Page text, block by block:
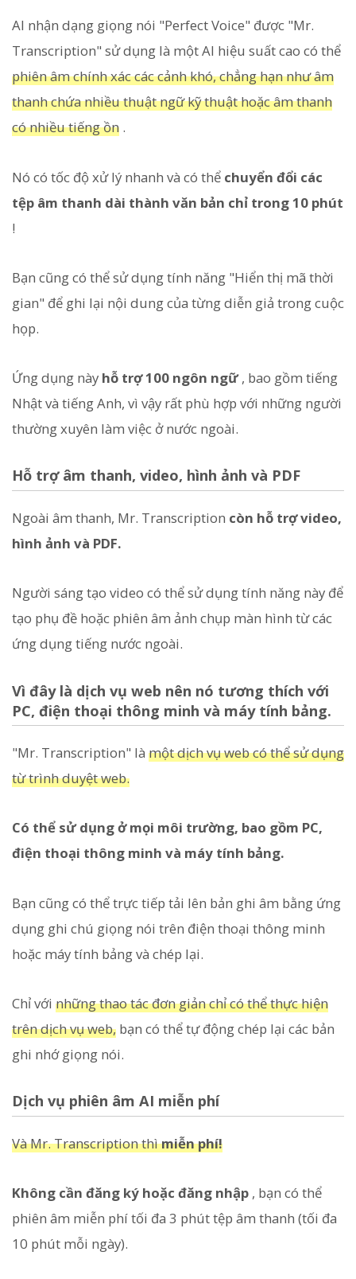
AI nhận dạng giọng nói "Perfect Voice" được "Mr.
Transcription" sử dụng là một AI hiệu suất cao có thể
phiên âm chính xác các cảnh khó, chẳng hạn như âm
thanh chứa nhiều thuật ngữ kỹ thuật hoặc âm thanh
có nhiều tiếng ồn .
Nó có tốc độ xử lý nhanh và có thể chuyển đổi các
tệp âm thanh dài thành văn bản chỉ trong 10 phút
!
Bạn cũng có thể sử dụng tính năng "Hiển thị mã thời
gian" để ghi lại nội dung của từng diễn giả trong cuộc
họp.
Ứng dụng này hỗ trợ 100 ngôn ngữ, bao gồm tiếng
Nhật và tiếng Anh, vì vậy rất phù hợp với những người
thường xuyên làm việc ở nước ngoài.
Hỗ trợ âm thanh, video, hình ảnh và PDF
Ngoài âm thanh, Mr. Transcription còn hỗ trợ video,
hình ảnh và PDF.
Người sáng tạo video có thể sử dụng tính năng này để
tạo phụ đề hoặc phiên âm ảnh chụp màn hình từ các
ứng dụng tiếng nước ngoài.
Vì đây là dịch vụ web nên nó tương thích với
PC, điện thoại thông minh và máy tính bảng.
"Mr. Transcription" là một dịch vụ web có thể sử dụng
từ trình duyệt web.
Có thể sử dụng ở mọi môi trường, bao gồm PC,
điện thoại thông minh và máy tính bảng.
Bạn cũng có thể trực tiếp tải lên bản ghi âm bằng ứng
dụng ghi chú giọng nói trên điện thoại thông minh
hoặc máy tính bảng và chép lại.
Chỉ với những thao tác đơn giản chỉ có thể thực hiện
trên dịch vụ web, bạn có thể tự động chép lại các bản
ghi nhớ giọng nói.
Dịch vụ phiên âm AI miễn phí
Và Mr. Transcription thìmiễn phí!
Không cần đăng ký hoặc đăng nhập , bạn có thể
phiên âm miễn phí tối đa 3 phút tệp âm thanh (tối đa
10 phút mỗi ngày).